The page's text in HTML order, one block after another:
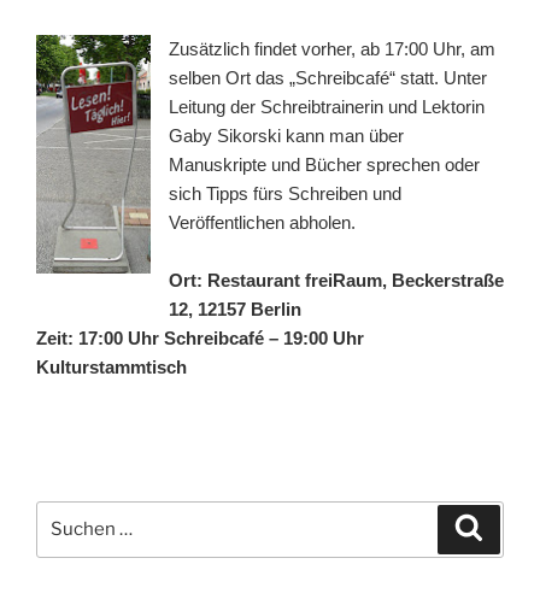
Zusätzlich findet vorher, ab 17:00 Uhr, am
selben Ort das „Schreibcafé“ statt. Unter
Leitung der Schreibtrainerin und Lektorin
Gaby Sikorski kann man über
Manuskripte und Bücher sprechen oder
sich Tipps fürs Schreiben und
Veröffentlichen abholen.
Ort: Restaurant freiRaum, Beckerstraße
12, 12157 Berlin
Zeit: 17:00 Uhr Schreibcafé – 19:00 Uhr
Kulturstammtisch
nach: